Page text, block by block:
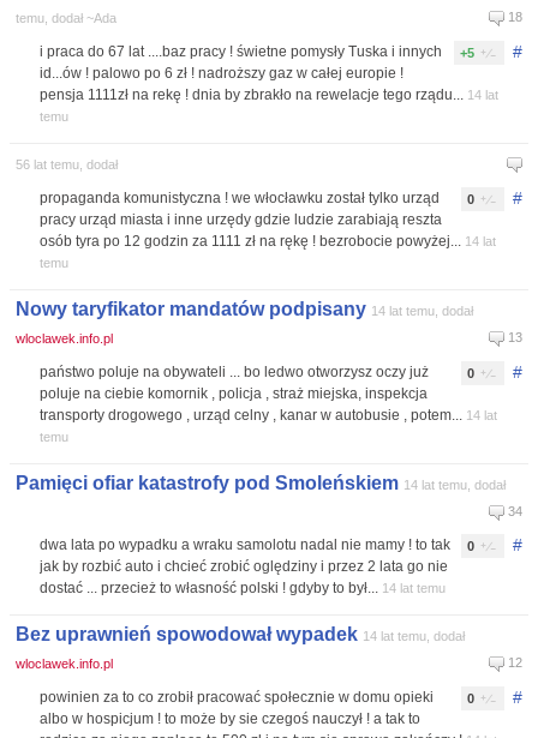
temu, dodał ~Ada
18
#
+5
i praca do 67 lat ....baz pracy ! świetne pomysły Tuska i innych
id...ów ! palowo po 6 zł ! nadroższy gaz w całej europie !
pensja 1111zł na rekę ! dnia by zbrakło na rewelacje tego rządu... 14 lat
temu
56 lat temu, dodał
#
0
propaganda komunistyczna ! we włocławku został tylko urząd
pracy urząd miasta i inne urzędy gdzie ludzie zarabiają reszta
osób tyra po 12 godzin za 1111 zł na rękę ! bezrobocie powyżej... 14 lat
temu
Nowy taryfikator mandatów podpisany 14 lat temu, dodał
wloclawek.info.pl
13
#
0
państwo poluje na obywateli ... bo ledwo otworzysz oczy już
poluje na ciebie komornik , policja , straż miejska, inspekcja
transporty drogowego , urząd celny , kanar w autobusie , potem... 14 lat
temu
Pamięci ofiar katastrofy pod Smoleńskiem 14 lat temu, dodał
34
#
0
dwa lata po wypadku a wraku samolotu nadal nie mamy ! to tak
jak by rozbić auto i chcieć zrobić oględziny i przez 2 lata go nie
dostać ... przecież to własność polski ! gdyby to był... 14 lat temu
Bez uprawnień spowodował wypadek 14 lat temu, dodał
wloclawek.info.pl
12
#
0
powinien za to co zrobił pracować społecznie w domu opieki
albo w hospicjum ! to może by sie czegoś nauczył ! a tak to